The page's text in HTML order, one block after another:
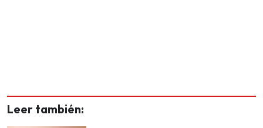
Leer también: